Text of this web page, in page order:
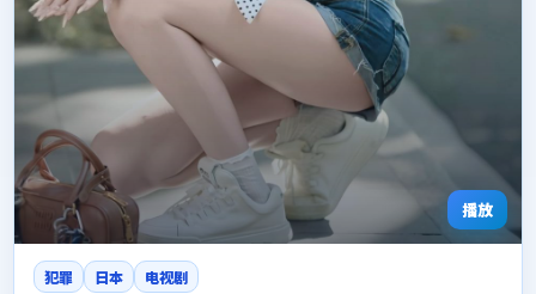
播放
犯罪 日本 电视剧